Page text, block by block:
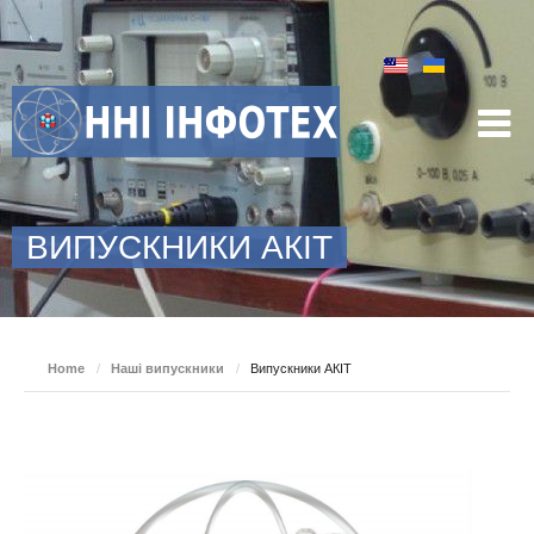
ВИПУСКНИКИ АКІТ
Home / Наші випускники / Випускники АКІТ